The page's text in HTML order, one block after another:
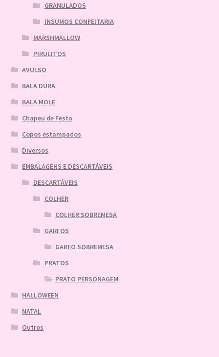
GRANULADOS
INSUMOS CONFEITARIA
MARSHMALLOW
PIRULITOS
AVULSO
BALA DURA
BALA MOLE
Chapeu de Festa
Copos estampados
Diversos
EMBALAGENS E DESCARTÁVEIS
DESCARTÁVEIS
COLHER
COLHER SOBREMESA
GARFOS
GARFO SOBREMESA
PRATOS
PRATO PERSONAGEM
HALLOWEEN
NATAL
Outros